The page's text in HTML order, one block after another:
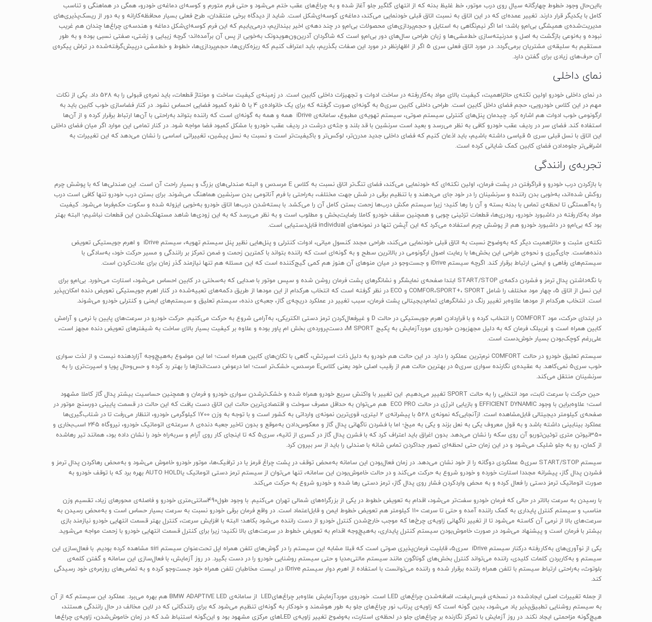
بااین‌حال وجود خطوط چهارگانه سیال روی درب موتور، خط غلیظ بدنه که از انتهای گلگیر جلو آغاز شده و به چراغ‌های عقب ختم می‌شود و حتی فرم متورم و کوسه‌ای دماغه‌ی خودرو، همگی در هماهنگی و تناسب
کامل با یکدیگر قرار دارند. تغییر عمده‌ای که در این اتاق به نسبت اتاق قبلی خودنمایی می‌کند، دماغه‌ی کوسه‌ای‌شکل است. شاید از دیدگاه برخی منتقدان، طرح فعلی بسیار محافظه‌کارانه و به دور از ریسک‌پذیری‌های
مدیریت‌شده‌ی همیشگی بی‌ام‌و باشد؛ اما اگر نیم‌نگاهی به استایل و حجم‌پردازی‌های محصولات بی‌ام‌و در چند دهه‌ی اخیر بیندازیم، درمی‌یابیم که این فرم کوسه‌ای‌شکل دماغه و هندسه‌ی چراغ‌ها چندان هم غریب
نبوده و به‌نوعی بازگشت به اصل و مدرنیته‌سازی خط‌مشی‌ها و زبان طراحی سال‌های دور بی‌ام‌و است که شاگردان آدرین‌ون‌هویدونک به‌خوبی از پس آن برآمده‌اند؛ گرچه زیبایی و زشتی، صفتی نسبی بوده و به طور
مستقیم به سلیقه‌ی مشتریان برمی‌گردد. در مورد اتاق فعلی سری 5 اگر از اظهارنظر در مورد این صفات بگذریم، باید اعتراف کنیم که ریزه‌کاری‌ها، حجم‌پردازی‌ها، خطوط و خط‌مشی درپیش‌گرفته‌شده در تراش پیکره‌ی
آن حرف‌های زیادی برای گفتن دارد.
نمای داخلی
در نمای داخلی خودرو اولین نکته‌ی حائزاهمیت، کیفیت بالای مواد به‌کاررفته در ساخت ادوات و تجهیزات داخلی کابین است. در زمینه‌ی کیفیت ساخت و مونتاژ قطعات، باید نمره‌ی قبولی را به 528 داد. یکی از نکات
مهم در این کلاس خودرویی، حجم فضای داخل کابین است. طراحی داخلی کابین سری5 به گونه‌ای صورت گرفته که برای یک خانواده‌ی 4 یا 5 نفره کمبود فضایی احساس نشود. در کنار فضاسازی خوب کابین باید به
ارگونومی خوب ادوات هم اشاره کرد. چیدمان پنل‌های کنترلی سیستم صوتی، سیستم تهویه‌ی مطبوع، سامانه‌ی iDrive همه و همه به گونه‌ای‌ است که راننده بتواند به‌راحتی با آن‌ها ارتباط برقرار کرده و از آن‌ها
استفاده کند. فضای سر در ردیف عقب خودرو کافی به نظر می‌رسد و بعید است سرنشین با قد بلند و جثه‌ی درشت در ردیف عقب خودرو با مشکل کمبود فضا مواجه شود. در کنار تمامی این موارد اگر میان فضای داخلی
این اتاق با نسل قبلی سری 5 قیاسی داشته باشیم، باید اذعان کنیم که فضای داخلی جدید مدرن‌تر، لوکس‌تر و باکیفیت‌تر است و نسبت به نسل پیشین، تغییراتی اساسی را نشان می‌دهد که این تغییرات به
اشرافی‌تر جلوه‌دادن فضای کابین کمک شایانی کرده است.
تجربه‌ی رانندگی
با بازکردن درب خودرو و قراگرفتن در پشت فرمان، اولین نکته‌ای که خودنمایی می‌‎کند، فضای تنگ‌تر اتاق نسبت به کلاس E مرسدس و البته صندلی‌های بزرگ و بسیار راحت آن است. این صندلی‌ها که با پوشش چرم
روکش شده‌اند، به‌خوبی بدن راننده و سرنشینان را در خود جای می‌دهند و با تنظیم برقی در شش جهت مختلف، به‌راحتی با فرم آناتومی بدن سرنشین هماهنگ می‌شوند. برای بستن درب خودرو تنها کافی است درب
را به‌آهستگی تا لحظه‌ی تماس با بدنه بسته و آن را رها کنید؛ زیرا سیستم مکش درب‌ها زحمت بستن کامل آن را می‌کشد. با بسته‌شدن درب‌ها اتاق خودرو به‌خوبی ایزوله شده و سکوت حکم‌فرما می‌شود. کیفیت
مواد به‌کاررفته در داشبورد خودرو، رودری‌ها، قطعات تزئینی چوبی و همچنین سقف خودرو کاملا رضایت‌بخش و مطلوب است و به نظر می‌رسد که به این زودی‌ها شاهد مستهلک‌شدن این قطعات نباشیم؛ البته بهتر
بود که بی‌ام‌و در داشبورد خودرو هم از پوشش چرم استفاده می‌کرد که این آپشن تنها در نمونه‌های individual قابل‌دستیابی است.
نکته‌ی مثبت و حائزاهمیت دیگر که به‌وضوح نسبت به اتاق قبلی خودنمایی می‌کند، طراحی مجدد کنسول میانی، ادوات کنترلی و پنل‌هایی نظیر پنل سیستم تهویه، سیستم iDrive و اهرم جویستیکی تعویض
دنده‌هاست. جای‌گیری و نحوه‌ی طراحی این بخش‌ها با رعایت اصول ارگونومی در بالاترین سطح و به گونه‌ای است که راننده بتواند با کمترین زحمت و ضمن تمرکز بر رانندگی و مسیر حرکت خود، به‌سادگی با
سیستم‌های رفاهی و ایمنی ارتباط برقرار کند. اگرچه سیستم iDrive و جست‌وجو در میان منوهای آن هنوز هم کمی گیج‌کننده است که این مسئله هم تنها نیازمند گذر زمان برای عادت‌کردن است.
با نگه‌داشتن پدال ترمز و فشردن دکمه‌ی START/STOP ابتدا صفحه‌ی نمایشگر و نشانگرهای پشت فرمان روشن شده و سپس موتور با صدایی که به‌سختی در کابین احساس می‌شود، استارت می‌خورد. بی‌ام‌و برای
این نسل از اتاق 5، چهار مود مختلف را شامل COMFOR،SPORT+، SPORT و ECO در نظر گرفته است که انتخاب هرکدام از این مودها از طریق دکمه‌های تعبیه‌شده در کنار اهرم جویستیکی تعویض دنده امکان‌پذیر
است. انتخاب هرکدام از مودها علاوه‌بر تغییر رنگ در نشانگرهای تمام‌دیجیتالی پشت فرمان، سبب تغییر در عملکرد دریچه‌ی گاز، جعبه‌ی دنده، سیستم تعلیق و سیستم‌های ایمنی و کنترلی خودرو می‌شوند.
در ابتدای حرکت، مود COMFORT را انتخاب کرده و با قراردادن اهرم جویستیکی در حالت D و غیرفعال‌کردن ترمز دستی الکتریکی، به‌آرامی شروع به حرکت می‌کنیم. حرکت خودرو در سرعت‌های پایین با نرمی و آرامش
کابین همراه است و غربیلک فرمان که به دلیل مجهزبودن خودروی موردآزمایش به پکیج M SPORT، دست‌پرورده‌ی بخش ام پاور بوده و علاوه بر کیفیت بسیار بالای ساخت به شیفترهای تعویض دنده مجهز است،
علی‌رغم کوچک‌بودن بسیار خوش‌دست است.
سیستم تعلیق خودرو در حالت COMFORT نرم‌ترین عملکرد را دارد. در این حالت هم خودرو به دلیل ذات اسپرتش، گاهی با تکان‌های کابین همراه است؛ اما این موضوع به‌هیچ‌وجه آزار‌دهنده نیست و از لذت سواری
خوب سری5 نمی‌کاهد. به عقیده‌ی نگارنده‌ سواری سری5 در بهترین حالت هم از رقیب اصلی خود یعنی کلاسE مرسدس، خشک‌تر است؛ اما درعوض دست‌اندازها را بهتر رد کرده و حس‌وحال پویا و اسپرت‌تری را به
سرنشینان منتقل می‌کند.
حین حرکت با سرعت ثابت، مود انتخابی را به حالت SPORT تغییر می‌دهیم. این تغییر با واکنش سریع خودرو همراه شده و خشک‌ترشدن سواری خودرو و فرمان و همچنین حساسیت بیشتر پدال گاز کاملا مشهود
است؛ علاوه‌براین با وجود EFFICIENT DYNAMIC و بازیابی انرژی در حالت ECO PRO هم می‌توان به حداقل مصرف سوخت و اقتصادی‌ترین حالت این اتاق دست یافت که این حالت در قسمت پایینی دورسنج موتور در
صفحه‌ی کیلومتر دیجیتالی قابل‌مشاهده است. ازآنجایی‌که نمونه‌ی 528 با پیشرانه‌ی 2 لیتری، قوی‌ترین نمونه‌ی وارداتی به کشور است و با توجه به وزن 1700 کیلوگرمی خودرو، انتظار می‌رفت تا در شتاب‌گیری‌ها
عملکرد بینابینی داشته باشد و به قول معروف یکی به نعل بزند و یکی به میخ؛ اما با فشردن ناگهانی پدال گاز و معکوس‌دادن به‌موقع و بدون تاخیر جعبه دنده‌ی 8 سرعته‌ی اتوماتیک خودرو، نیروگاه 245 اسب‌بخاری و
350نیوتن متری توئین‌توربو آن روی سکه را نشان می‌دهد. بدون اغراق باید اعتراف کرد که با فشرن پدال گاز در کسری از ثانیه، سری5 که تا اینجای کار روی آرام و سربه‌راه خود را نشان داده بود، همانند تیر رهاشده
از کمان، رو به جلو شلیک می‌شود و در این زمان حتی لحظه‌ای تصور جداکردن تماس شانه با صندلی را باید از سر بیرون کرد.
سیستم START/STOP سری5 عملکردی دوگانه را از خود نشان می‌دهد. در زمان فعال‌بودن این سامانه به‌محض توقف در پشت چراغ قرمز یا در ترافیک‌ها، موتور خودرو خاموش می‌شود و به‌محض رهاکردن پدال ترمز و
فشردن پدال گاز، پیشرانه مجددا استارت خورده و خودرو شروع به حرکت می‌کند و در حالت خاموش‌بودن این سامانه، تنها می‌توان از سیستم ترمز دستی اتوماتیک یاAUTO HOLD بهره برد که با توقف خودرو به
صورت اتوماتیک ترمز دستی را فعال کرده و به محض واردکردن فشار روی پدال گاز، ترمز دستی رها شده و خودرو شروع به حرکت می‌کند.
با رسیدن به سرعت بالاتر در حالی که فرمان خودرو سفت‌تر می‌شود، اقدام به تعویض خطوط در یکی از بزرگراه‌های شمالی تهران می‌کنیم. با وجود طول490سانتی‌متری خودرو و فاصله‌ی محورهای زیاد، تقسیم وزن
مناسب و سیستم کنترل پایداری به کمک راننده آمده و حتی تا سرعت 110 کیلومتر هم تعویض خطوط ایمن و قابل‌اعتماد است. در واقع فرمان برقی خودرو نسبت به سرعت بسیار حساس است و به‌محض رسیدن به
سرعت‌های بالا از نرمی آن کاسته می‌شود تا از تغییر ناگهانی زاویه‌ی چرخ‌ها که موجب خارج‌شدن کنترل خودرو از دست راننده می‌شود بکاهد؛ البته با افزایش سرعت، کنترل بهتر قسمت انتهایی خودرو نیازمند بازی
بیشتر با فرمان است و پیشنهاد می‌شود در صورت خاموش‌بودن سیستم کنترل پایداری، به‌هیچ‌وجه اقدام به تعویض خطوط در سرعت‌های بالا نکنید؛ زیرا برای کنترل قسمت انتهایی خودرو با زحمت مواجه می‌شوید.
یکی از نوآوری‌های به‌کاررفته درکنار سیستم iDrive سری5، قابلیت فرمان‌پذیری صوتی است که قبلا مشابه این سیستم را در گوش‌های تلفن همراه اپل تحت‌عنوان سیستم siri مشاهده کرده بودیم. با فعال‌سازی این
سیستم و به‌کاربردن کلمات کلیدی، راننده می‌تواند کنترل بخش‌های گوناگون مانند سیستم مالتی‌مدیا و حتی سیستم روشنایی خودرو را در دست بگیرد. در روز آزمایش، با فعال‌سازی این سامانه و گفتن کلمه‌ی
بلوتوث، به‌راحتی ارتباط سیستم با تلفن همراه راننده برقرار شده و راننده می‌توانست با استفاده از اهرم دوار سیستم iDrive در لیست مخاطبان تلفن همراه خود جست‌وجو کرده و به تماس‌های روزمره‌ی خود رسیدگی
کند.
از جمله تغییرات اصلی ایجادشده در نسخه‌ی فیس‌لیفت، اضافه‌شدن چراغ‌های LED است. خودروی موردآزمایش علاوه‌بر چراغ‌هایLED از سامانه‌ی BMW ADAPTIVE LED هم بهره می‌برد. عملکرد این سیستم که از آن
به سیستم روشنایی تطبیق‌پذیر یاد می‌شود، بدین گونه است که زاویه‌ی پرتاب نور چراغ‌های جلو به طور هوشمند و خودکار به گونه‌ای تنظیم می‌شود که برای رانندگانی که در لاین مخالف در حال رانندگی هستند،
هیچ‌گونه مزاحمتی ایجاد نکند. در روز آزمایش با تمرکز نگارنده بر چراغ‌های جلو در لحظه‌ی استارت، به‌وضوح تغییر زاویه‌ی LEDهای مرکزی مشهود بود و این‌گونه استنباط شد که در زمان خاموش‌شدن، زاویه‌ی چراغ‌ها